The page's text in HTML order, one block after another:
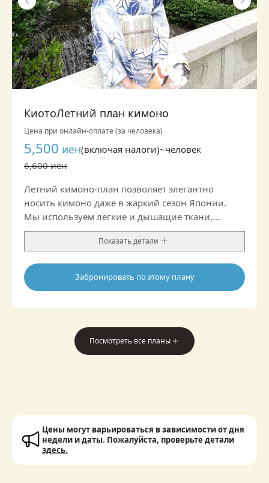
КиотоЛетний план кимоно
Цена при онлайн-оплате (за человека)
5,500 иен(включая налоги)~человек
6,600 иен
Летний кимоно-план позволяет элегантно
носить кимоно даже в жаркий сезон Японии.
Мы используем лёгкие и дышащие ткани,
поэтому комплект приятно охлаждает и отлично
подходит для летних прогулок и экскурсий.
мотивы создают свежий и утончённый образ.
Сочетая традиционную красоту Японии и
стильного чаепития.
*В комплект входит полуширокий оби; наличие
опции оби нагоя зависит от магазина.
Показать детали
Забронировать по этому плану
Посмотреть все планы
Цены могут варьироваться в зависимости от дня
недели и даты. Пожалуйста, проверьте детали
здесь.